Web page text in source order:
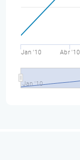
Jan '10 Abr '10
Jan '10